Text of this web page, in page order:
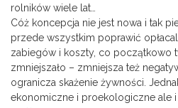
rolników wiele lat…
Cóż koncepcja nie jest nowa i tak
przede wszystkim poprawić
zabiegów i koszty, co początkowo
zmniejszało – zmniejsza też
ogranicza skażenie żywności.
ekonomiczne i proekologiczne ale